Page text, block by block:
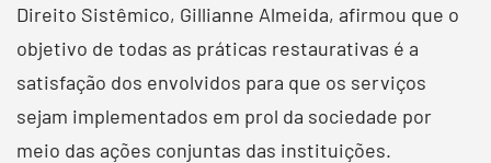
Direito Sistêmico, Gillianne Almeida, afirmou que o
objetivo de todas as práticas restaurativas é a
satisfação dos envolvidos para que os serviços
sejam implementados em prol da sociedade por
meio das ações conjuntas das instituições.